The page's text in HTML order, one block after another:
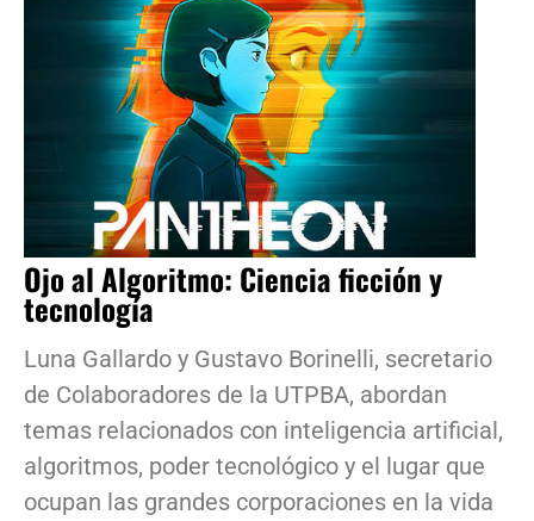
Ojo al Algoritmo: Ciencia ficción y
tecnología
Luna Gallardo y Gustavo Borinelli, secretario
de Colaboradores de la UTPBA, abordan
temas relacionados con inteligencia artificial,
algoritmos, poder tecnológico y el lugar que
ocupan las grandes corporaciones en la vida